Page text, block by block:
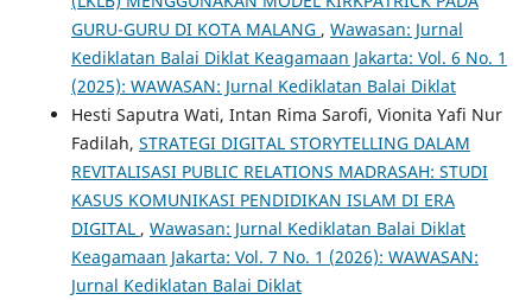
GURU-GURU DI KOTA MALANG , Wawasan: Jurnal
Kediklatan Balai Diklat Keagamaan Jakarta: Vol. 6 No. 1
(2025): WAWASAN: Jurnal Kediklatan Balai Diklat
Hesti Saputra Wati, Intan Rima Sarofi, Vionita Yafi Nur
Fadilah, STRATEGI DIGITAL STORYTELLING DALAM
REVITALISASI PUBLIC RELATIONS MADRASAH: STUDI
KASUS KOMUNIKASI PENDIDIKAN ISLAM DI ERA
DIGITAL , Wawasan: Jurnal Kediklatan Balai Diklat
Keagamaan Jakarta: Vol. 7 No. 1 (2026): WAWASAN:
Jurnal Kediklatan Balai Diklat